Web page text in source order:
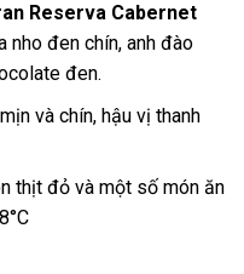
Reserva Cabernet
đen chín, anh đào
đen.
và chín, hậu vị thanh
thịt đỏ và một số món ăn